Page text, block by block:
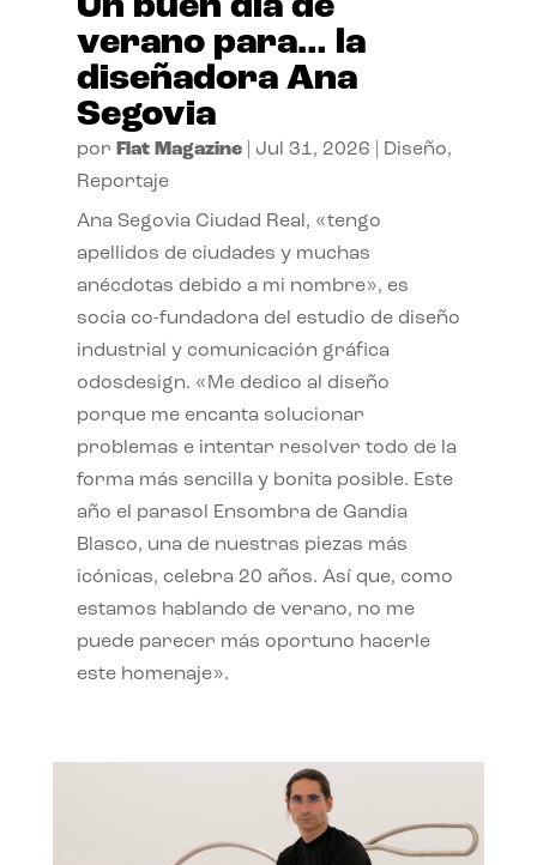
Un buen día de
verano para… la
diseñadora Ana
Segovia
por Flat Magazine| Jul 31, 2026 Diseño,
Reportaje
Ana Segovia Ciudad Real, «tengo
apellidos de ciudades y muchas
anécdotas debido a mi nombre», es
socia co-fundadora del estudio de diseño
industrial y comunicación gráfica
odosdesign. «Me dedico al diseño
porque me encanta solucionar
problemas e intentar resolver todo de la
forma más sencilla y bonita posible. Este
año el parasol Ensombra de Gandia
Blasco, una de nuestras piezas más
icónicas, celebra 20 años. Así que, como
estamos hablando de verano, no me
puede parecer más oportuno hacerle
este homenaje».